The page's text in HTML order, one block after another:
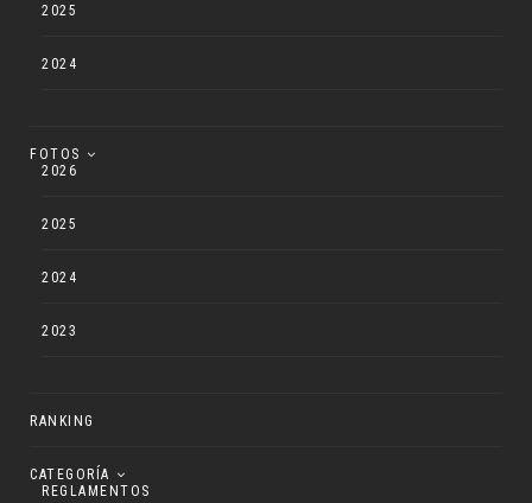
2025
2024
FOTOS
2026
2025
2024
2023
RANKING
CATEGORÍA
REGLAMENTOS